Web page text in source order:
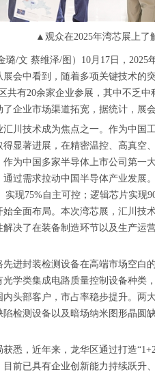
▲观众在2025年湾芯展上了
璐/文 蔡维泽/图）10月17日，
会中看到，随着多项关键技术的
共有20余家企业参展，其中不乏
企业市场渠道拓宽，据统计，展
川技术成为焦点之一。作为中国
显著进展，在精密温控、高真空
为中国多家半导体上市公司第一
通过需求拉动中国半导体产业发展
实现75%自主可控；逻辑芯片实现
全面布局。本次湾芯展，汇川技
决了在装备制造环节以及生产运
进封装检测设备在高端市场空白
光学类集成电路质量控制设备种类
头部客户，市占率稳步提升。两
检测设备以及暗场纳米图形晶圆
悉，近年来，龙华区通过打造
前已具有企业创新能力持续跃升